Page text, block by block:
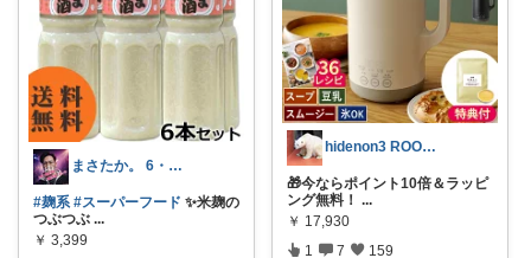
まさたか。 6・7日の経由購入感謝🙏
#麹系 #スーパーフード ✨米麹の
つぶつぶ ...
￥ 3,399
hidenon3 ROOM訪問購入感謝！
🎁今ならポイント10倍＆ラッピ
ング無料！ ...
￥ 17,930
1 7 159